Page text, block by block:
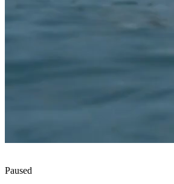
Paused